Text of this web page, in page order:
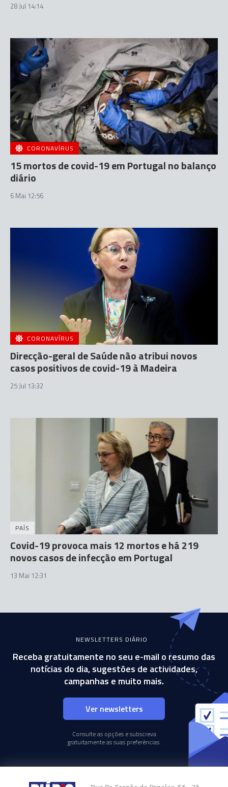
28 Jul 14:14
CORONAVÍRUS
15 mortos de covid-19 em Portugal no balanço
diário
6 Mai 12:56
CORONAVÍRUS
Direcção-geral de Saúde não atribui novos
casos positivos de covid-19 à Madeira
25 Jul 13:32
PAÍS
Covid-19 provoca mais 12 mortos e há 219
novos casos de infecção em Portugal
13 Mai 12:31
NEWSLETTERS DIÁRIO
Receba gratuitamente no seu e-mail o resumo das
notícias do dia, sugestões de actividades,
campanhas e muito mais.
Ver newsletters
Consulte as opções e subscreva
gratuitamente as suas preferências.